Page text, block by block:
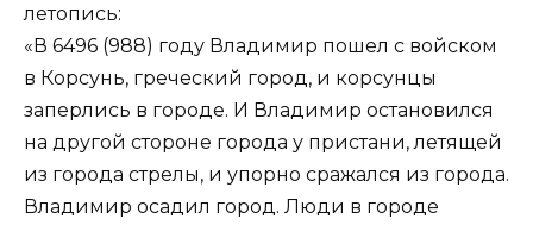
летопись:
«В 6496 (988) году Владимир пошел с войском
в Корсунь, греческий город, и корсунцы
заперлись в городе. И Владимир остановился
на другой стороне города у пристани, летящей
из города стрелы, и упорно сражался из города.
Владимир осадил город. Люди в городе